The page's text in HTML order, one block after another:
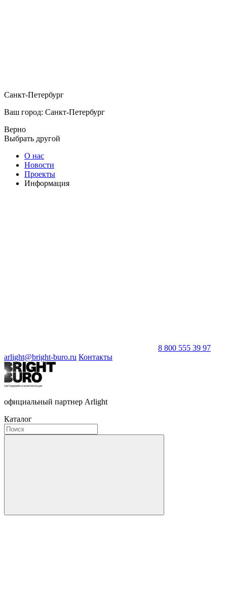
Санкт-Петербург
Ваш город: Санкт-Петербург
Верно
Выбрать другой
О нас
Новости
Проекты
Информация
8 800 555 39 97
arlight@bright-buro.ru Контакты
официальный партнер Arlight
Каталог